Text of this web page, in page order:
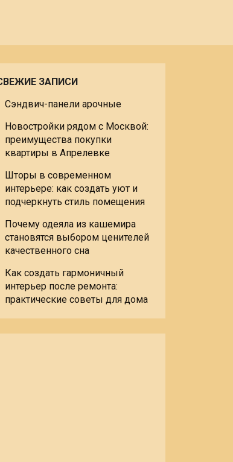
ЗАПИСИ
Сэндвич-панели арочные
Новостройки рядом с Москвой:
преимущества покупки
квартиры в Апрелевке
Шторы в современном
интерьере: как создать уют и
подчеркнуть стиль помещения
Почему одеяла из кашемира
становятся выбором ценителей
качественного сна
Как создать гармоничный
интерьер после ремонта:
практические советы для дома